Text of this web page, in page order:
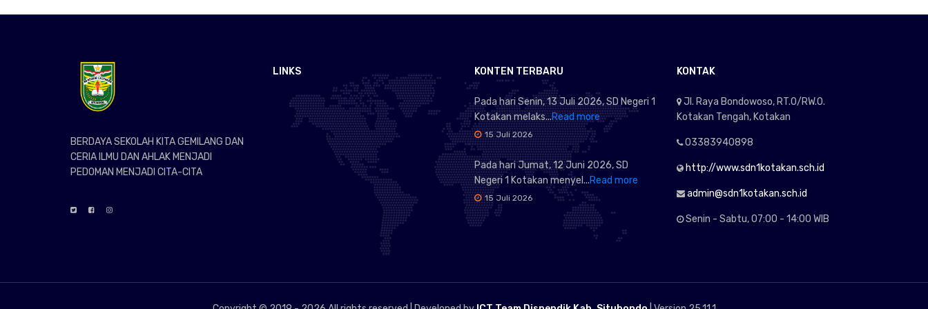
BERDAYA SEKOLAH KITA GEMILANG DAN
CERIA ILMU DAN AHLAK MENJADI
PEDOMAN MENJADI CITA-CITA
LINKS KONTEN TERBARU
Pada hari Senin, 13 Juli 2026, SD Negeri 1
Kotakan melaks...Read more
15 Juli 2026
Pada hari Jumat, 12 Juni 2026, SD
Negeri 1 Kotakan menyel...Read more
15 Juli 2026
KONTAK
Jl. Raya Bondowoso, RT.0/RW.0.
Kotakan Tengah, Kotakan
03383940898
http://www.sdn1kotakan.sch.id
admin@sdn1kotakan.sch.id
Senin - Sabtu, 07:00 - 14:00 WIB